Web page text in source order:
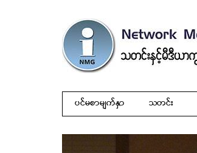
ပင်မစာမျက်နှာ သတင်း